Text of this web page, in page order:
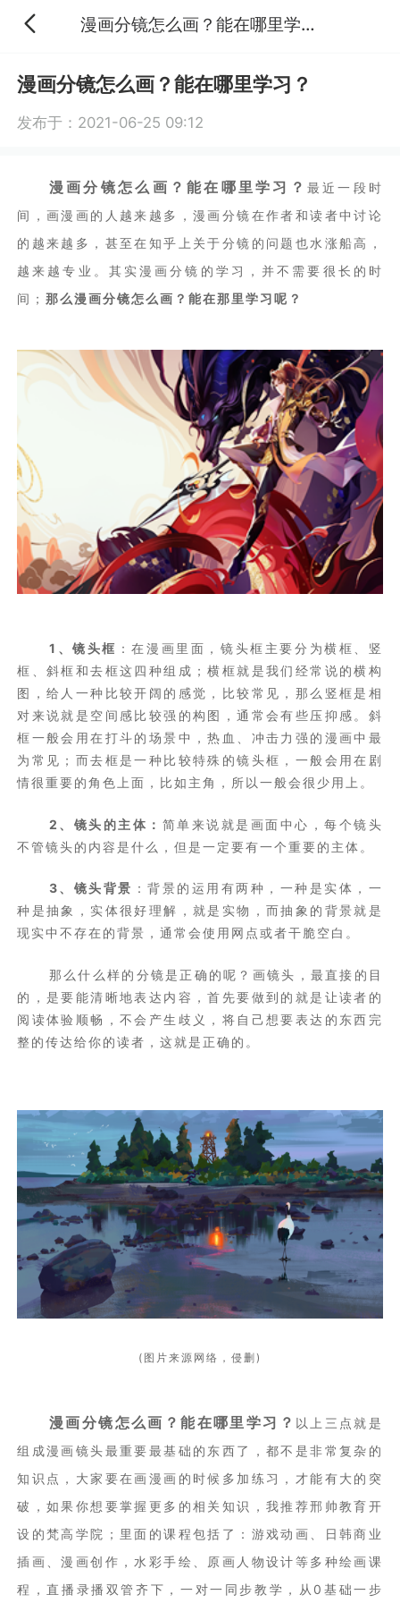
漫画分镜怎么画？能在哪里学习？
漫画分镜怎么画？能在哪里学习？
发布于：2021-06-25 09:12
漫画分镜怎么画？能在哪里学习？ 最近一段时
间，画漫画的人越来越多，漫画分镜在作者和读者中讨论
的越来越多，甚至在知乎上关于分镜的问题也水涨船高，
越来越专业。其实漫画分镜的学习，并不需要很长的时
间；那么漫画分镜怎么画？能在那里学习呢？
1、镜头框 ：在漫画里面，镜头框主要分为横框、竖
框、斜框和去框这四种组成；横框就是我们经常说的横构
图，给人一种比较开阔的感觉，比较常见，那么竖框是相
对来说就是空间感比较强的构图，通常会有些压抑感。斜
框一般会用在打斗的场景中，热血、冲击力强的漫画中最
为常见；而去框是一种比较特殊的镜头框，一般会用在剧
情很重要的角色上面，比如主角，所以一般会很少用上。
2、镜头的主体： 简单来说就是画面中心，每个镜头
不管镜头的内容是什么，但是一定要有一个重要的主体。
3、镜头背景 ：背景的运用有两种，一种是实体，一
种是抽象，实体很好理解，就是实物，而抽象的背景就是
现实中不存在的背景，通常会使用网点或者干脆空白。
那么什么样的分镜是正确的呢？画镜头，最直接的目
的，是要能清晰地表达内容，首先要做到的就是让读者的
阅读体验顺畅，不会产生歧义，将自己想要表达的东西完
整的传达给你的读者，这就是正确的。
(图片来源网络，侵删)
漫画分镜怎么画？能在哪里学习？ 以上三点就是
组成漫画镜头最重要最基础的东西了，都不是非常复杂的
知识点，大家要在画漫画的时候多加练习，才能有大的突
破，如果你想要掌握更多的相关知识，我推荐邢帅教育开
设的梵高学院；里面的课程包括了：游戏动画、日韩商业
插画、漫画创作，水彩手绘、原画人物设计等多种绘画课
程，直播录播双管齐下，一对一同步教学，从0基础一步